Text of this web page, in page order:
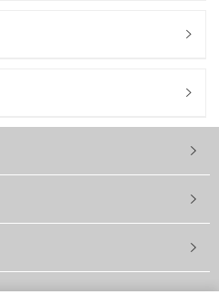




